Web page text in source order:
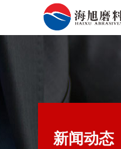
新闻动态